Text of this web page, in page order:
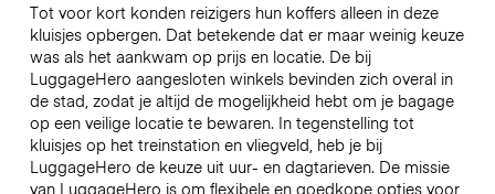
Tot voor kort konden reizigers hun koffers alleen in deze
kluisjes opbergen. Dat betekende dat er maar weinig keuze
was als het aankwam op prijs en locatie. De bij
LuggageHero aangesloten winkels bevinden zich overal in
de stad, zodat je altijd de mogelijkheid hebt om je bagage
op een veilige locatie te bewaren. In tegenstelling tot
kluisjes op het treinstation en vliegveld, heb je bij
LuggageHero de keuze uit uur- en dagtarieven. De missie
van LuggageHero is om flexibele en goedkope opties voor